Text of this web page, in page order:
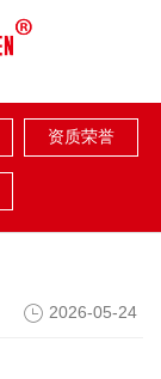
资质荣誉
2026-05-24